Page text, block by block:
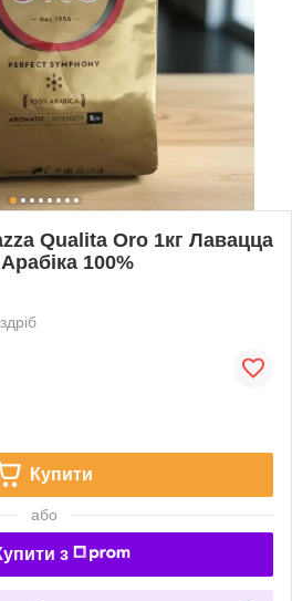
Qualita Oro 1кг Лавацца
100%
Купити
або
з